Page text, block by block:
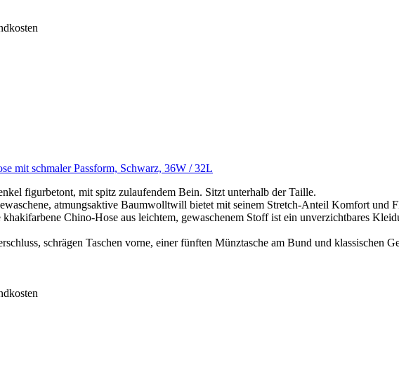
mit schmaler Passform, Schwarz, 36W / 32L
figurbetont, mit spitz zulaufendem Bein. Sitzt unterhalb der Taille.
atmungsaktive Baumwolltwill bietet mit seinem Stretch-Anteil Komfort und
Chino-Hose aus leichtem, gewaschenem Stoff ist ein unverzichtbares
schrägen Taschen vorne, einer fünften Münztasche am Bund und klassischen